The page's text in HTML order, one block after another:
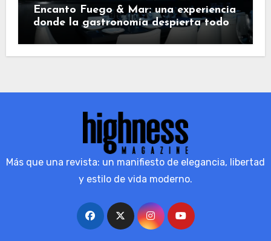
Encanto Fuego & Mar: una experiencia
donde la gastronomía despierta todos
los sentidos
Más que una revista: un manifiesto de elegancia, libertad
y estilo de vida moderno.